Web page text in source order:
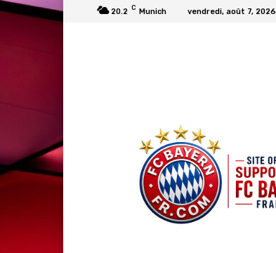
20.2 C Munich vendredi, août 7, 2026